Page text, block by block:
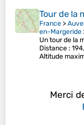
Tour de la
France >
en-Margeride
Un tour de la
Distance :
Altitude
Merci